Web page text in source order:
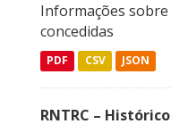
Informações
concedidas
PDF CSV JSON
RNTRC –